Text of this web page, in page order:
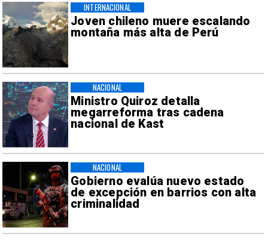
Joven chileno muere escalando
montaña más alta de Perú
INTERNACIONAL
Ministro Quiroz detalla
megarreforma tras cadena
nacional de Kast
NACIONAL
Gobierno evalúa nuevo estado
de excepción en barrios con alta
criminalidad
NACIONAL